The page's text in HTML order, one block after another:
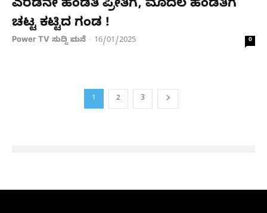
ಎರಡನೇ ಹೆಂಡತಿ ಪ್ರೀತಿಗೆ, ಮೊದಲ ಹೆಂಡತಿಗೆ
ಚಟ್ಟ ಕಟ್ಟಿದ ಗಂಡ !
Power TV ಸುದ್ದಿ ಮನೆ - 16/01/2025 0
1 2 3